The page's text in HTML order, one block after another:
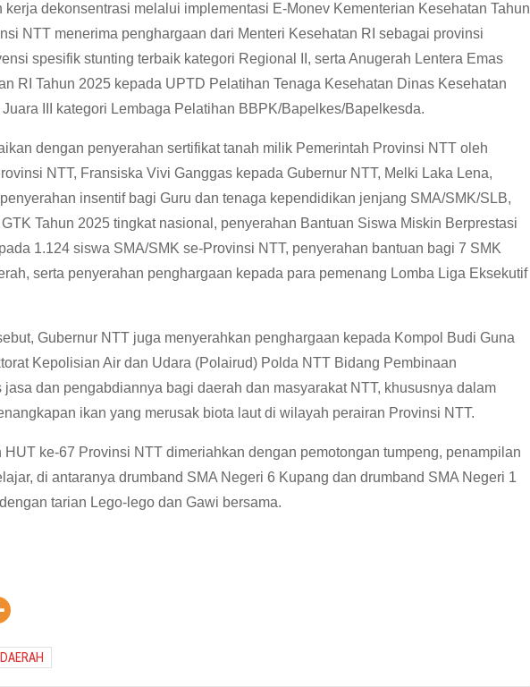
dekonsentrasi melalui implementasi E-Monev Kementerian Kesehatan Tahun
NTT menerima penghargaan dari Menteri Kesehatan RI sebagai provinsi
spesifik stunting terbaik kategori Regional II, serta Anugerah Lentera Emas
RI Tahun 2025 kepada UPTD Pelatihan Tenaga Kesehatan Dinas Kesehatan
III kategori Lembaga Pelatihan BBPK/Bapelkes/Bapelkesda.
dengan penyerahan sertifikat tanah milik Pemerintah Provinsi NTT oleh
NTT, Fransiska Vivi Ganggas kepada Gubernur NTT, Melki Laka Lena,
insentif bagi Guru dan tenaga kependidikan jenjang SMA/SMK/SLB,
Tahun 2025 tingkat nasional, penyerahan Bantuan Siswa Miskin Berprestasi
1.124 siswa SMA/SMK se-Provinsi NTT, penyerahan bantuan bagi 7 SMK
serta penyerahan penghargaan kepada para pemenang Lomba Liga Eksekutif
Gubernur NTT juga menyerahkan penghargaan kepada Kompol Budi Guna
Kepolisian Air dan Udara (Polairud) Polda NTT Bidang Pembinaan
jasa dan pengabdiannya bagi daerah dan masyarakat NTT, khususnya dalam
ikan yang merusak biota laut di wilayah perairan Provinsi NTT.
HUT ke-67 Provinsi NTT dimeriahkan dengan pemotongan tumpeng, penampilan
di antaranya drumband SMA Negeri 6 Kupang dan drumband SMA Negeri 1
tarian Lego-lego dan Gawi bersama.